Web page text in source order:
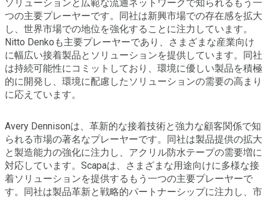
ソリューションと広範な流通ネットワークで知られるもう一
つの主要プレーヤーです。同社は新興市場での存在感を拡大
し、世界市場での地位を強化することに注力しています。
Nitto Denkoも主要プレーヤーであり、さまざまな産業向け
に幅広い接着製品とソリューションを提供しています。同社
は持続可能性にコミットしており、環境に優しい製品を積極
的に開発し、環境に配慮したソリューションの需要の高まり
に応えています。
Avery Dennisonは、革新的な接着技術と強力な顧客関係で知
られる市場の著名なプレーヤーです。同社は製品提供の拡大
と製造能力の強化に注力し、アクリル防水テープの需要増に
対応しています。Scapaは、さまざまな用途向けに多様な接
着ソリューションを提供するもう一つの主要プレーヤーで
す。同社は製品革新と戦略的パートナーシップに注力し、市